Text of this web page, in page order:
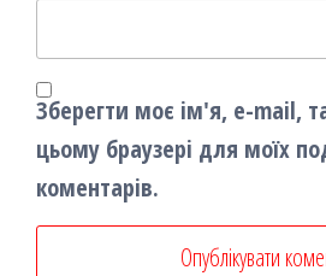
Зберегти моє ім'я, e-mail,
цьому браузері для моїх
коментарів.